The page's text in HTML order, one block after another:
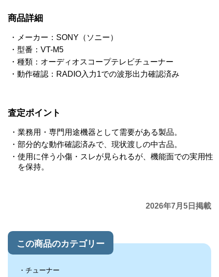
商品詳細
メーカー：SONY（ソニー）
型番：VT-M5
種類：オーディオスコープテレビチューナー
動作確認：RADIO入力1での波形出力確認済み
査定ポイント
業務用・専門用途機器として需要がある製品。
部分的な動作確認済みで、現状渡しの中古品。
使用に伴う小傷・スレが見られるが、機能面での実用性
を保持。
2026年7月5日掲載
この商品のカテゴリー
チューナー